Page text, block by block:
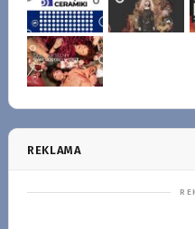
REKLAMA